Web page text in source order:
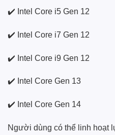
✔️ Intel Core i5 Gen 12
✔️ Intel Core i7 Gen 12
✔️ Intel Core i9 Gen 12
✔️ Intel Core Gen 13
✔️ Intel Core Gen 14
Người dùng có thể linh hoạt